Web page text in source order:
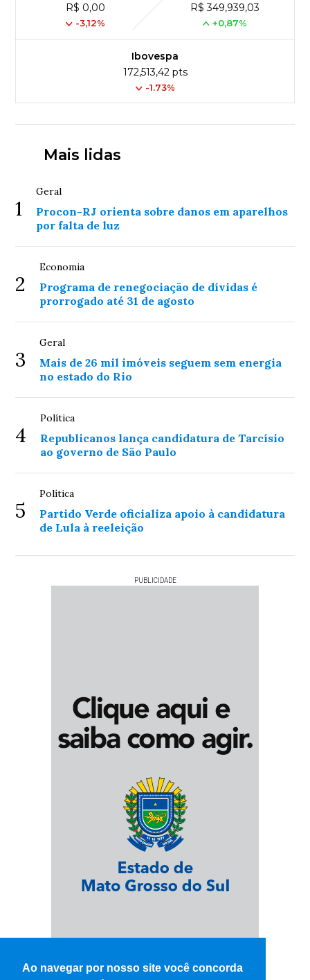
Ao navegar por nosso site você concorda
R$ 0,00
-3,12%
R$ 349,939,03
+0,87%
Ibovespa
172,513,42 pts
-1.73%
Mais lidas
1
Geral
Procon-RJ orienta sobre danos em aparelhos
por falta de luz
2
Economia
Programa de renegociação de dívidas é
prorrogado até 31 de agosto
3
Geral
Mais de 26 mil imóveis seguem sem energia
no estado do Rio
4
Política
Republicanos lança candidatura de Tarcísio
ao governo de São Paulo
5
Política
Partido Verde oficializa apoio à candidatura
de Lula à reeleição
PUBLICIDADE